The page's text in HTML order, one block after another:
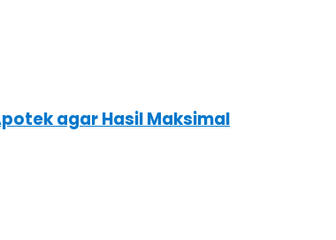
agar Hasil Maksimal